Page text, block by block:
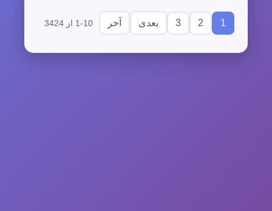
1
2
3 بعدی آخر 1-10 از 3424